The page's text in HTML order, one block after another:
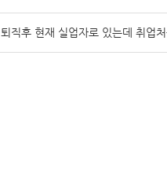
퇴직후 현재 실업자로 있는데 취업